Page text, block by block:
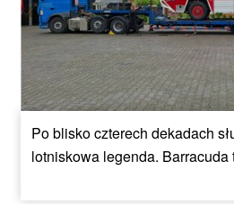
Po blisko czterech dekadach
lotniskowa legenda. Barracuda